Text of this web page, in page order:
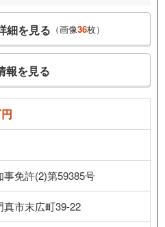
細を見る （画像36枚）
報を見る
事免許(2)第59385号
真市末広町39-22